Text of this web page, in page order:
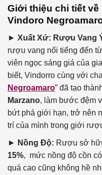
Giới thiệu chi tiết
Vindoro
► Xuất Xứ: Rượu Vang
rượu vang nổi tiếng đến
viên ngọc sáng giá của
biết, Vindorro cùng với
Negroamaro” đã tạo
Marzano, làm bước đệm
bứt phá giới hạn, trở nên
trí của mình trong giới
► Nồng Độ: Rượu sở
15%, mức nồng độ cồn
quá cao cũng không hề